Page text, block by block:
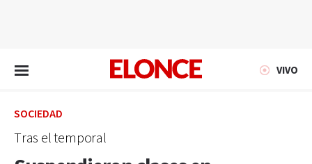
VIVO
SOCIEDAD
Tras el temporal